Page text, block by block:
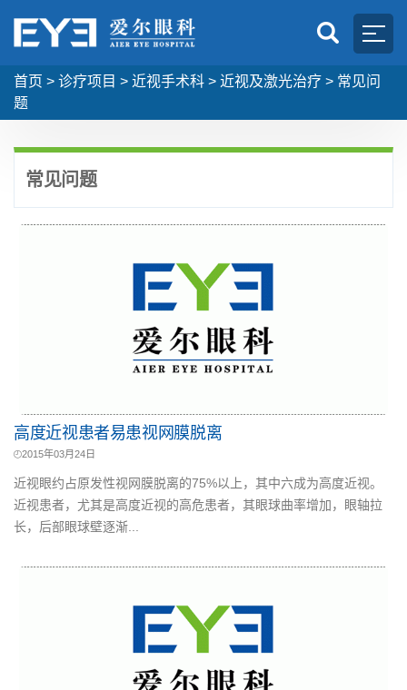
首页 > 诊疗项目 > 近视手术科 > 近视及激光治疗 > 常见问
题
常见问题
高度近视患者易患视网膜脱离
2015年03月24日
近视眼约占原发性视网膜脱离的75%以上，其中六成为高度近视。
近视患者，尤其是高度近视的高危患者，其眼球曲率增加，眼轴拉
长，后部眼球壁逐渐...